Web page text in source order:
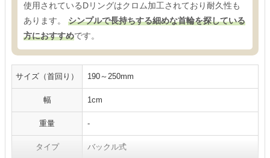
使用されているDリングはクロム加工されており耐久性も
あります。 シンプルで長持ちする細めな首輪を探している
方におすすめです。
サイズ（首回り） 190～250mm
幅 1cm
重量 -
タイプ バックル式